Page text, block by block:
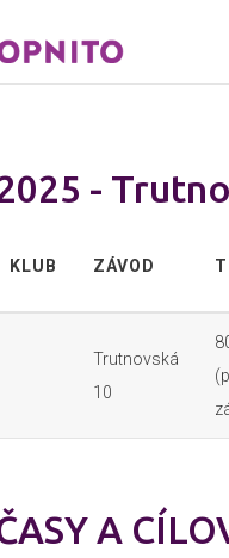
-
KLUB ZÁVOD
Trutnovská
10
A